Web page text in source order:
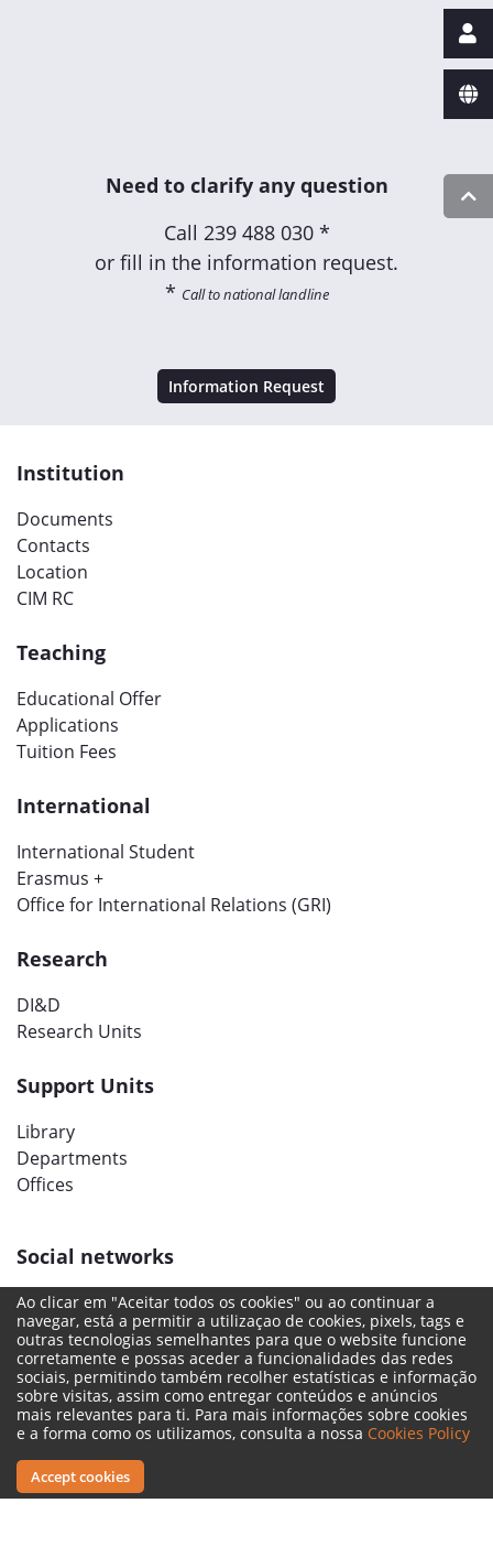
Need to clarify any question
Call 239 488 030 *
or fill in the information request.
* Call to national landline
Information Request
Institution
Documents
Contacts
Location
CIM RC
Teaching
Educational Offer
Applications
Tuition Fees
International
International Student
Erasmus +
Office for International Relations (GRI)
Research
DI&D
Research Units
Support Units
Library
Departments
Offices
Social networks
Legal Terms
Ao clicar em "Aceitar todos os cookies" ou ao continuar a
navegar, está a permitir a utilizaçao de cookies, pixels, tags e
outras tecnologias semelhantes para que o website funcione
corretamente e possas aceder a funcionalidades das redes
sociais, permitindo também recolher estatísticas e informação
sobre visitas, assim como entregar conteúdos e anúncios
mais relevantes para ti. Para mais informações sobre cookies
e a forma como os utilizamos, consulta a nossa Cookies Policy
Accept cookies